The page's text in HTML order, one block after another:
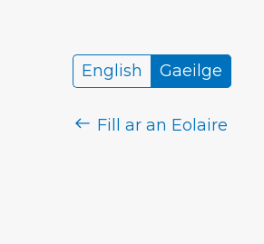
English Gaeilge
Fill ar an Eolaire